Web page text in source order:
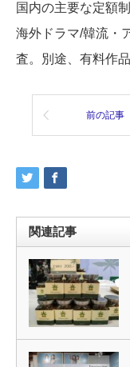
国内の主要な定額
海外ドラマ/韓流・
査。別途、有料作品
前の記事
関連記事